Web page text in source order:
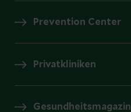
Prevention Center
Privatkliniken
Gesundheitsmagazin